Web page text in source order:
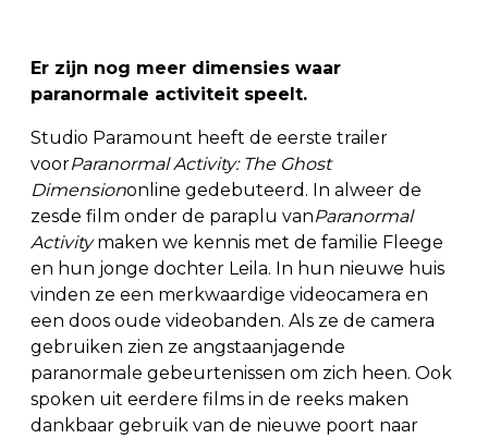
Er zijn nog meer dimensies waar
paranormale activiteit speelt.
Studio Paramount heeft de eerste trailer
voorParanormal Activity: The Ghost
Dimensiononline gedebuteerd. In alweer de
zesde film onder de paraplu vanParanormal
Activitymaken we kennis met de familie Fleege
en hun jonge dochter Leila. In hun nieuwe huis
vinden ze een merkwaardige videocamera en
een doos oude videobanden. Als ze de camera
gebruiken zien ze angstaanjagende
paranormale gebeurtenissen om zich heen. Ook
spoken uit eerdere films in de reeks maken
dankbaar gebruik van de nieuwe poort naar